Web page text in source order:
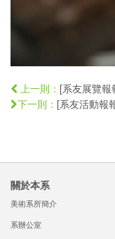
上一則： [系友展覽
下一則： [系友活動報
關於本系
美術系所簡介
系辦公室